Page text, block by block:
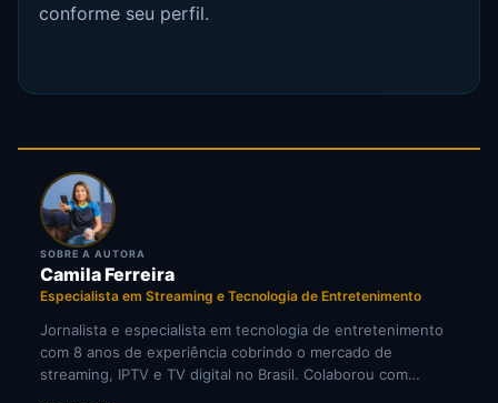
conforme seu perfil.
SOBRE A AUTORA
Camila Ferreira
Especialista em Streaming e Tecnologia de Entretenimento
Jornalista e especialista em tecnologia de entretenimento
com 8 anos de experiência cobrindo o mercado de
streaming, IPTV e TV digital no Brasil. Colaborou com